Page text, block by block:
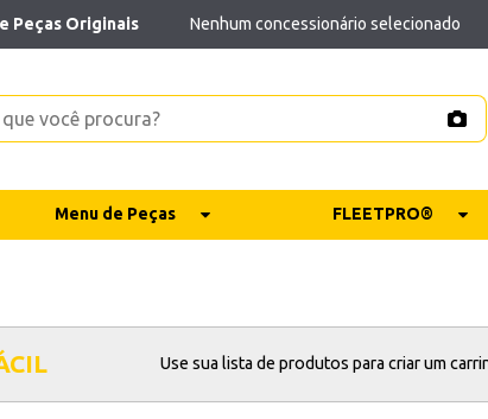
Peças Originais Nenhum concessionário selecionado
Menu de Peças FLEETPRO®
Use sua lista de produtos para criar um